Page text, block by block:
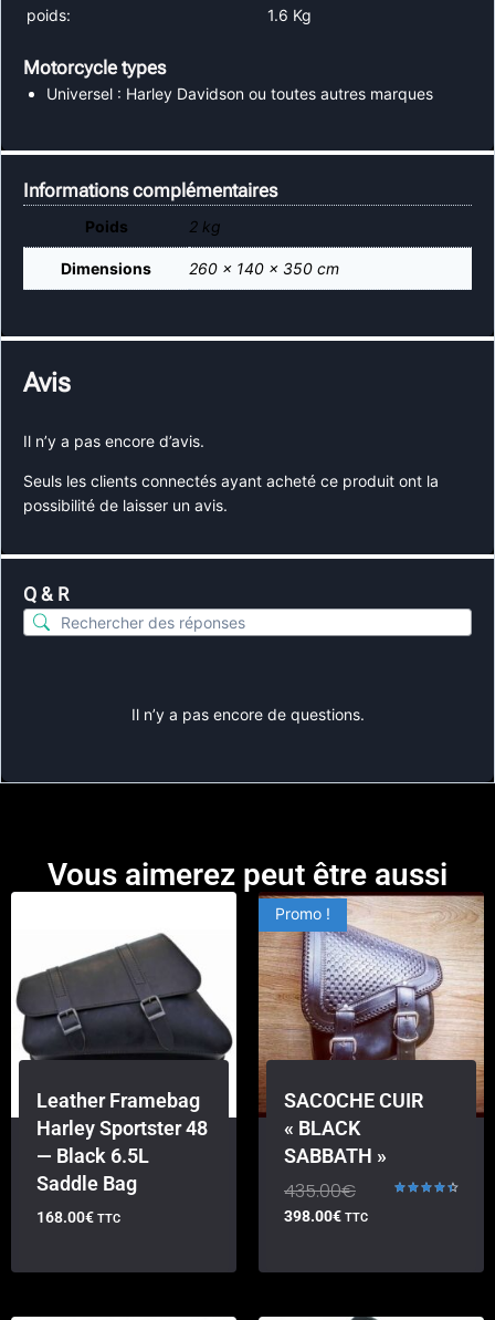
poids: 1.6 Kg
Motorcycle types
Universel : Harley Davidson ou toutes autres marques
Informations complémentaires
Poids 2 kg
Dimensions 260 × 140 × 350 cm
Avis
Il n’y a pas encore d’avis.
Seuls les clients connectés ayant acheté ce produit ont la
possibilité de laisser un avis.
Q & R
Il n’y a pas encore de questions.
Vous aimerez peut être aussi
Leather Framebag
Harley Sportster 48
— Black 6.5L
Saddle Bag
168.00€ TTC
Promo !
SACOCHE CUIR
« BLACK
SABBATH »
435.00€
398.00€ TTC